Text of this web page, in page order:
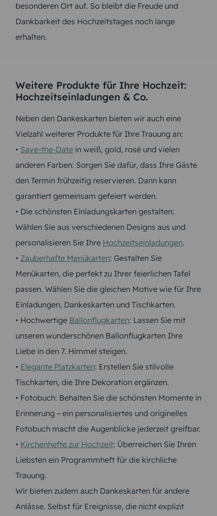
besonderen Ort auf. So bleibt die Freude und
Dankbarkeit des Hochzeitstages noch lange
erhalten.
Weitere Produkte für Ihre Hochzeit:
Hochzeitseinladungen & Co.
Neben den Dankeskarten bieten wir auch eine
Vielzahl weiterer Produkte für Ihre Trauung an:
• Save-the-Date in weiß, gold, rosé und vielen
anderen Farben: Sorgen Sie dafür, dass Ihre Gäste
den Termin frühzeitig reservieren. Dann kann
garantiert gemeinsam gefeiert werden.
• Die schönsten Einladungskarten gestalten:
Wählen Sie aus verschiedenen Designs aus und
personalisieren Sie Ihre Hochzeitseinladungen.
• Zauberhafte Menükarten: Gestalten Sie
Menükarten, die perfekt zu Ihrer feierlichen Tafel
passen. Wählen Sie die gleichen Motive wie für Ihre
Einladungen, Dankeskarten und Tischkarten.
• Hochwertige Ballonflugkarten: Lassen Sie mit
unseren wunderschönen Ballonflugkarten Ihre
Liebe in den 7. Himmel steigen.
• Elegante Platzkarten: Erstellen Sie stilvolle
Tischkarten, die Ihre Dekoration ergänzen.
• Fotobuch: Behalten Sie die schönsten Momente in
Erinnerung – ein personalisiertes und originelles
Fotobuch macht die Augenblicke jederzeit greifbar.
• Kirchenhefte zur Hochzeit: Überreichen Sie Ihren
Liebsten ein Programmheft für die kirchliche
Trauung.
Wir bieten zudem auch Dankeskarten für andere
Anlässe. Selbst für Ereignisse, die nicht explizit